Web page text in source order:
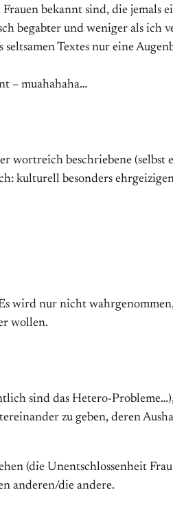
bekannt sind, die jemals
begabter und weniger als ich
Textes nur eine
– muahahaha…
wortreich beschriebene
kulturell besonders
wird nur nicht
wollen.
sind das Hetero-
zu geben, deren
(die Unentschlossenheit
anderen/die andere.